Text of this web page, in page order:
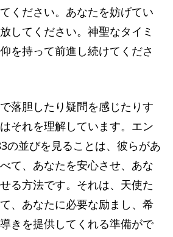
ください。あなたを妨げてい
してください。神聖なタイミ
を持って前進し続けてくださ
落胆したり疑問を感じたりす
それを理解しています。エン
の並びを見ることは、彼らがあ
て、あなたを安心させ、あな
る方法です。それは、天使た
、あなたに必要な励まし、希
きを提供してくれる準備がで